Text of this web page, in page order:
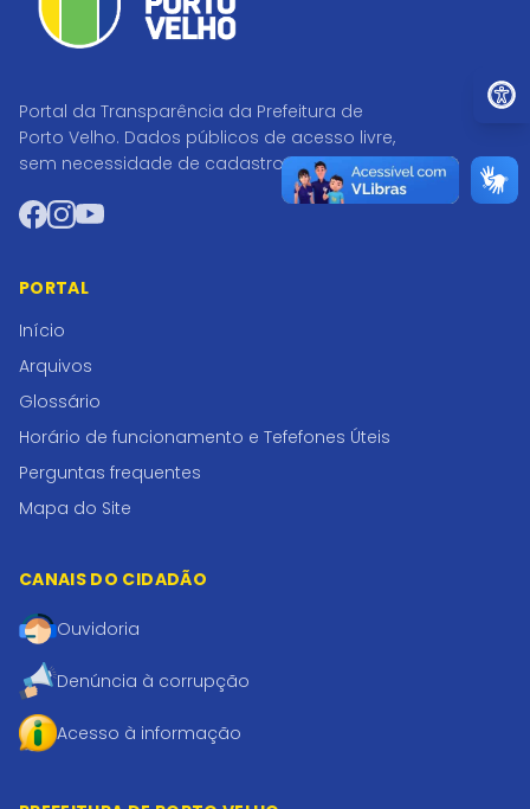
Portal da Transparência da Prefeitura de
Porto Velho. Dados públicos de acesso livre,
sem necessidade de cadastro.
Facebook
Instagram
YouTube
PORTAL
Início
Arquivos
Glossário
Horário de funcionamento e Tefefones Úteis
Perguntas frequentes
Mapa do Site
CANAIS DO CIDADÃO
Ouvidoria
Denúncia à corrupção
Acesso à informação
Ir